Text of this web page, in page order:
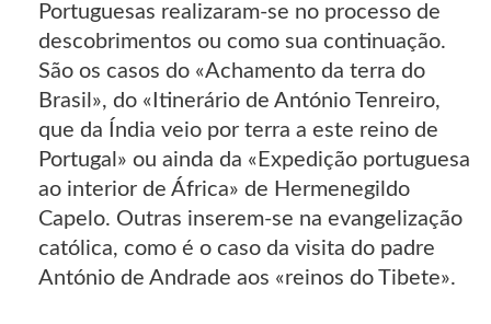
Portuguesas realizaram-se no processo de
descobrimentos ou como sua continuação.
São os casos do «Achamento da terra do
Brasil», do «Itinerário de António Tenreiro,
que da Índia veio por terra a este reino de
Portugal» ou ainda da «Expedição portuguesa
ao interior de África» de Hermenegildo
Capelo. Outras inserem-se na evangelização
católica, como é o caso da visita do padre
António de Andrade aos «reinos do Tibete».